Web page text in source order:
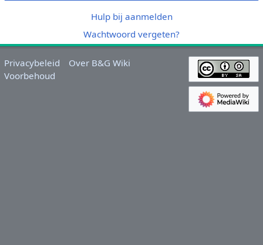
Hulp bij aanmelden
Wachtwoord vergeten?
Privacybeleid
Over B&G Wiki
Voorbehoud